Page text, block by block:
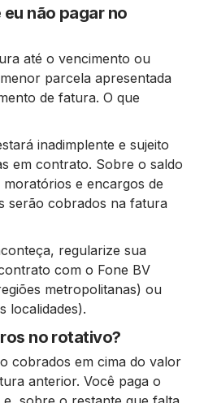
não pagar no
até o vencimento ou
parcela apresentada
de fatura. O que
inadimplente e sujeito
em contrato. Sobre o saldo
e encargos de
serão cobrados na fatura
regularize sua
com o Fone BV
metropolitanas) ou
localidades).
no rotativo?
cobrados em cima do valor
anterior. Você paga o